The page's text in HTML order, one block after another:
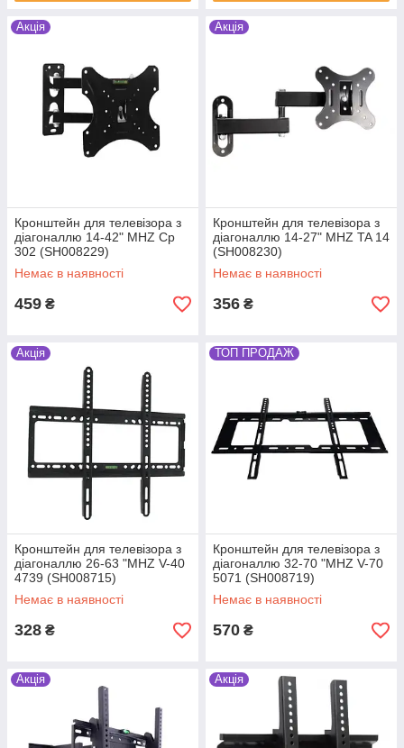
Акція
Кронштейн для телевізора з
діагоналлю 14-42" MHZ Cp
302 (SH008229)
Немає в наявності
459 ₴
Акція
Кронштейн для телевізора з
діагоналлю 14-27" MHZ TA 14
(SH008230)
Немає в наявності
356 ₴
Акція
Кронштейн для телевізора з
діагоналлю 26-63 "MHZ V-40
4739 (SH008715)
Немає в наявності
328 ₴
ТОП ПРОДАЖ
Кронштейн для телевізора з
діагоналлю 32-70 "MHZ V-70
5071 (SH008719)
Немає в наявності
570 ₴
Акція Акція